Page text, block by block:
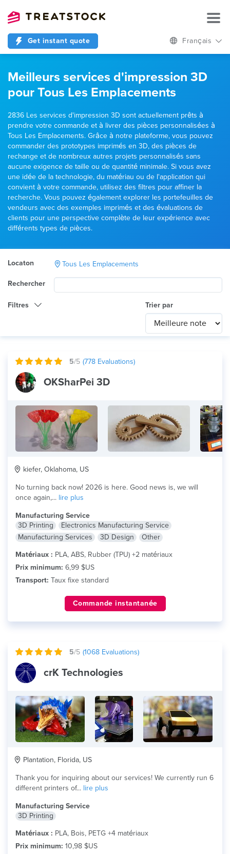
Get instant quote Français
Meilleurs services d'impression 3D
pour Tous Les Emplacements
2836 Les services d'impression 3D sont actuellement prêts à
prendre votre commande et à livrer des pièces personnalisées à
Tous Les Emplacements. Grâce à notre plateforme, vous pouvez
commander des prototypes imprimés en 3D, des pièces de
rechange et de nombreux autres projets personnalisés sans
aucune exigence de taille ou de quantité minimale. Si vous avez
une idée de la technologie, du matériau ou de l'application qui
convient à votre commande, utilisez des filtres pour affiner la
recherche. Vous pouvez également explorer les portefeuilles de
vendeurs avec des exemples imprimés et des évaluations de
clients pour une perspective complète de leur expérience avec
différents types de pièces.
Locaton Tous Les Emplacements
Rechercher
Filtres Trier par
International
Technologie Tout
Matériau
5/5 (778 Evaluations)
OKSharPei 3D
kiefer, Oklahoma, US
No turning back now! 2026 is here. Good news is, we will
once again,... lire plus
Manufacturing Service
3D Printing
Electronics Manufacturing Service
Manufacturing Services
3D Design
Other
Matériaux : PLA, ABS, Rubber (TPU) +2 matériaux
Prix minimum: 6,99 $US
Transport: Taux fixe standard
Commande instantanée
5/5 (1068 Evaluations)
crK Technologies
Plantation, Florida, US
Thank you for inquiring about our services! We currently run 6
different printers of... lire plus
Manufacturing Service
3D Printing
Matériaux : PLA, Bois, PETG +4 matériaux
Prix minimum: 10,98 $US